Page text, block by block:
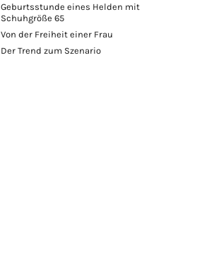
Geburtsstunde eines Helden mit
Schuhgröße 65
Von der Freiheit einer Frau
Der Trend zum Szenario